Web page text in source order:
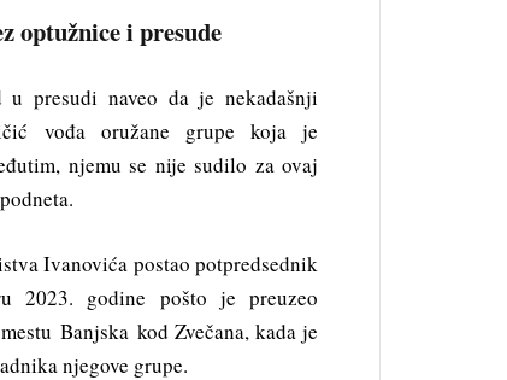
optužnice i presude
presudi naveo da je nekadašnji
vođa oružane grupe koja je
njemu se nije sudilo za ovaj
Ivanovića postao potpredsednik
2023. godine pošto je preuzeo
Banjska kod Zvečana, kada je
njegove grupe.